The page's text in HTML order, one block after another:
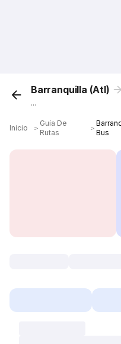
Barranquilla (Atl)
...
Inicio ＞
Guía De
Rutas
＞
Bus